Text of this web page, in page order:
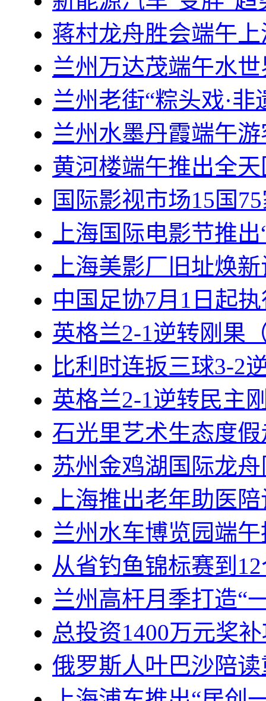
蒋村龙舟胜会端午
兰州万达茂端午水
兰州老街“粽头戏·
兰州水墨丹霞端午
黄河楼端午推出全
国际影视市场15国
上海国际电影节推
上海美影厂旧址焕
中国足协7月1日起
英格兰2-1逆转刚果
比利时连扳三球3-2
英格兰2-1逆转民主
石光里艺术生态度
苏州金鸡湖国际龙
上海推出老年助医
兰州水车博览园端
从省钓鱼锦标赛到
兰州高杆月季打造“
总投资1400万元奖
俄罗斯人叶巴沙陪